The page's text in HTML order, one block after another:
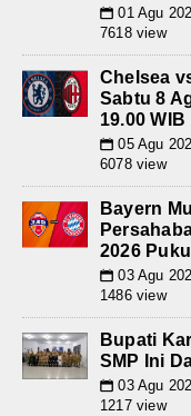
📅 01 Agu
7618 view
Chelsea
Sabtu 8
19.00 WIB
📅 05 Agu
6078 view
Bayern
2026
📅 03 Agu
1486 view
Bupati
SMP Ini
📅 03 Agu
1217 view